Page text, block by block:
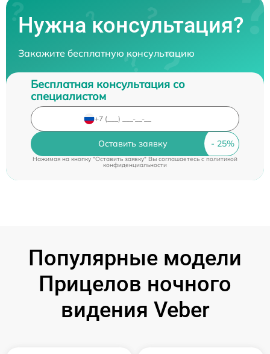
Нужна консультация?
Закажите бесплатную консультацию
Бесплатная консультация со
специалистом
Оставить заявку
Нажимая на кнопку "Оставить заявку" Вы соглашаетесь cполитикой
конфиденциальности
Популярные модели
Прицелов ночного
видения Veber